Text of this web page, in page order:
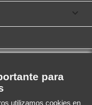

para
utilizamos cookies en